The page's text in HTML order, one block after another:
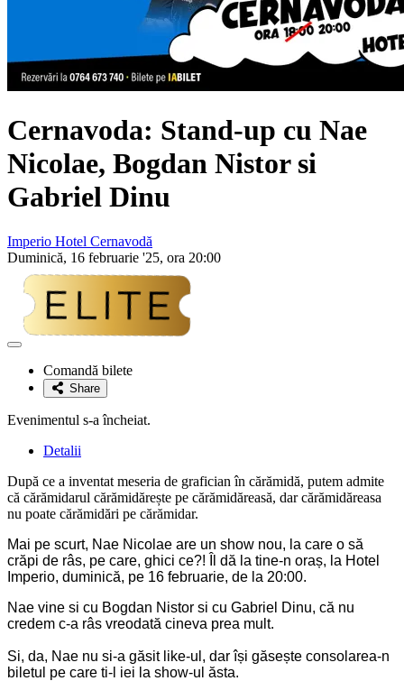
Cernavoda: Stand-up cu Nae
Nicolae, Bogdan Nistor si
Gabriel Dinu
Imperio Hotel Cernavodă
Duminică, 16 februarie '25, ora 20:00
Adaugă
favoriteComandă bilete
Share
Evenimentul s-a încheiat.
Detalii
După ce a inventat meseria de grafician în cărămidă, putem admite
că cărămidarul cărămidărește pe cărămidăreasă, dar cărămidăreasa
nu poate cărămidări pe cărămidar.
Mai pe scurt, Nae Nicolae are un show nou, la care o să
crăpi de râs, pe care, ghici ce?! Îl dă la tine-n oraș, la Hotel
Imperio, duminică, pe 16 februarie, de la 20:00.
Nae vine si cu Bogdan Nistor si cu Gabriel Dinu, că nu
credem c-a râs vreodată cineva prea mult.
Si, da, Nae nu si-a găsit like-ul, dar își găsește consolarea-n
biletul pe care ti-l iei la show-ul ăsta.